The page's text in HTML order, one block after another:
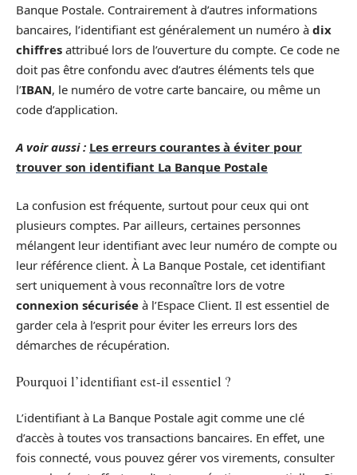
Banque Postale. Contrairement à d’autres informations
bancaires, l’identifiant est généralement un numéro à dix
chiffres attribué lors de l’ouverture du compte. Ce code ne
doit pas être confondu avec d’autres éléments tels que
l’IBAN, le numéro de votre carte bancaire, ou même un
code d’application.
A voir aussi : Les erreurs courantes à éviter pour
trouver son identifiant La Banque Postale
La confusion est fréquente, surtout pour ceux qui ont
plusieurs comptes. Par ailleurs, certaines personnes
mélangent leur identifiant avec leur numéro de compte ou
leur référence client. À La Banque Postale, cet identifiant
sert uniquement à vous reconnaître lors de votre
connexion sécurisée à l’Espace Client. Il est essentiel de
garder cela à l’esprit pour éviter les erreurs lors des
démarches de récupération.
Pourquoi l’identifiant est-il essentiel ?
L’identifiant à La Banque Postale agit comme une clé
d’accès à toutes vos transactions bancaires. En effet, une
fois connecté, vous pouvez gérer vos virements, consulter